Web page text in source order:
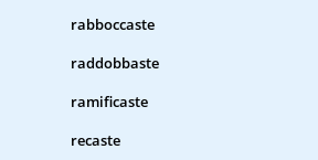
rabboccaste
raddobbaste
ramificaste
recaste